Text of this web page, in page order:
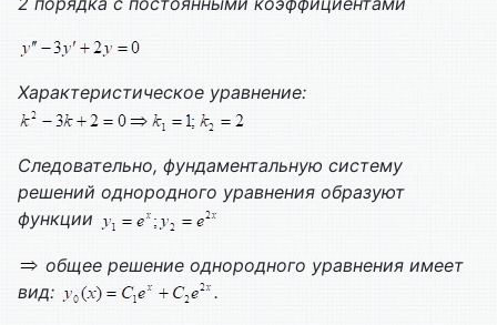
Характеристическое уравнение:
Следовательно, фундаментальную систему
решений однородного уравнения образуют
функции
общее решение однородного уравнения имеет
вид:
.